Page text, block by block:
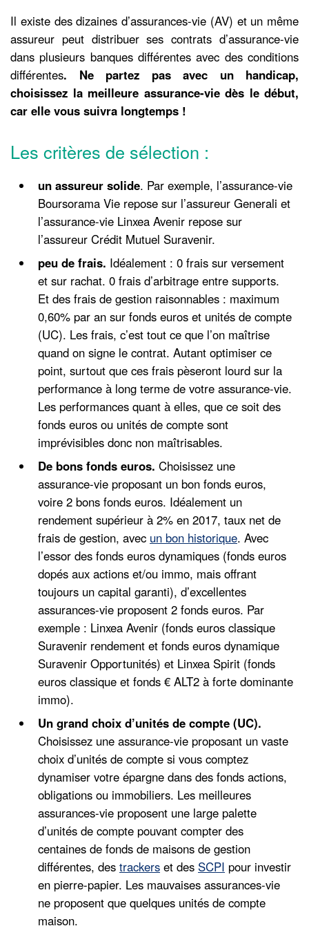
Il existe des dizaines d’assurances-vie (AV) et un même
assureur peut distribuer ses contrats d’assurance-vie
dans plusieurs banques différentes avec des conditions
différentes. Ne partez pas avec un handicap,
choisissez la meilleure assurance-vie dès le début,
car elle vous suivra longtemps !
Les critères de sélection :
un assureur solide. Par exemple, l’assurance-vie
Boursorama Vie repose sur l’assureur Generali et
l’assurance-vie Linxea Avenir repose sur
l’assureur Crédit Mutuel Suravenir.
peu de frais. Idéalement : 0 frais sur versement
et sur rachat. 0 frais d’arbitrage entre supports.
Et des frais de gestion raisonnables : maximum
0,60% par an sur fonds euros et unités de compte
(UC). Les frais, c’est tout ce que l’on maîtrise
quand on signe le contrat. Autant optimiser ce
point, surtout que ces frais pèseront lourd sur la
performance à long terme de votre assurance-vie.
Les performances quant à elles, que ce soit des
fonds euros ou unités de compte sont
imprévisibles donc non maîtrisables.
De bons fonds euros. Choisissez une
assurance-vie proposant un bon fonds euros,
voire 2 bons fonds euros. Idéalement un
rendement supérieur à 2% en 2017, taux net de
frais de gestion, avec un bon historique. Avec
l’essor des fonds euros dynamiques (fonds euros
dopés aux actions et/ou immo, mais offrant
toujours un capital garanti), d’excellentes
assurances-vie proposent 2 fonds euros. Par
exemple : Linxea Avenir (fonds euros classique
Suravenir rendement et fonds euros dynamique
Suravenir Opportunités) et Linxea Spirit (fonds
euros classique et fonds € ALT2 à forte dominante
immo).
Un grand choix d’unités de compte (UC).
Choisissez une assurance-vie proposant un vaste
choix d’unités de compte si vous comptez
dynamiser votre épargne dans des fonds actions,
obligations ou immobiliers. Les meilleures
assurances-vie proposent une large palette
d’unités de compte pouvant compter des
centaines de fonds de maisons de gestion
différentes, des trackers et des SCPI pour investir
en pierre-papier. Les mauvaises assurances-vie
ne proposent que quelques unités de compte
maison.